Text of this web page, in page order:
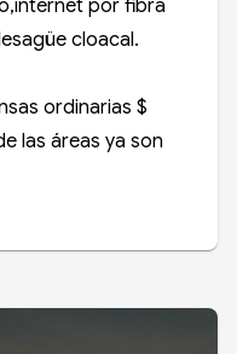
por fibra
cloacal.
ordinarias $
las áreas ya son